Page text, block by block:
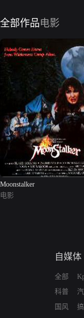
全部作品电影
Moonstalker
电影
自媒体
全部
科普
国风